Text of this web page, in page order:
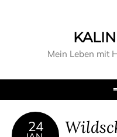
Mein Leben mit
24